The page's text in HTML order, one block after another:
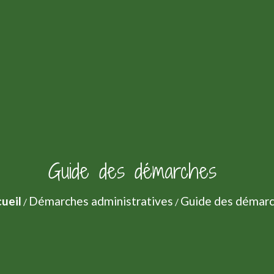
Guide des démarches
/ Démarches administratives / Guide des